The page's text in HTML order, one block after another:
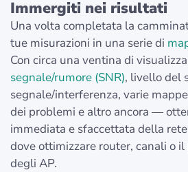
Immergiti nei risultati
Una volta completata la
tue misurazioni in una serie di
Con circa una ventina di
segnale/rumore (SNR), livello del
segnale/interferenza, varie
dei problemi e altro ancora —
immediata e sfaccettata della
dove ottimizzare router, canali o
degli AP.